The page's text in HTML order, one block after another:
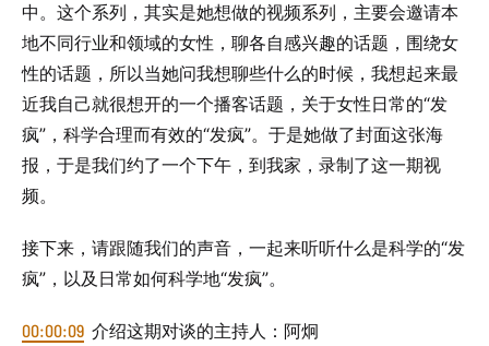
中。这个系列，其实是她想做的视频系列，主要会邀请本
地不同行业和领域的女性，聊各自感兴趣的话题，围绕女
性的话题，所以当她问我想聊些什么的时候，我想起来最
近我自己就很想开的一个播客话题，关于女性日常的“发
疯”，科学合理而有效的“发疯”。于是她做了封面这张海
报，于是我们约了一个下午，到我家，录制了这一期视
频。
接下来，请跟随我们的声音，一起来听听什么是科学的“发
疯”，以及日常如何科学地“发疯”。
00:00:09 介绍这期对谈的主持人：阿炯